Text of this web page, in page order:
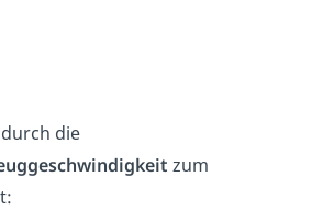
die
zum